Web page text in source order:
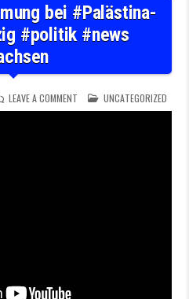
bei #Palästina-
#politik #news
LEAVE A COMMENT ON AUFGEHEIZTE
POSTED IN
UNCATEGORIZED